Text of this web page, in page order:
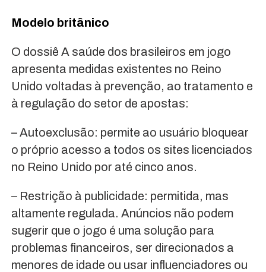
Modelo britânico
O dossiê A saúde dos brasileiros em jogo
apresenta medidas existentes no Reino
Unido voltadas à prevenção, ao tratamento e
à regulação do setor de apostas:
– Autoexclusão: permite ao usuário bloquear
o próprio acesso a todos os sites licenciados
no Reino Unido por até cinco anos.
– Restrição à publicidade: permitida, mas
altamente regulada. Anúncios não podem
sugerir que o jogo é uma solução para
problemas financeiros, ser direcionados a
menores de idade ou usar influenciadores ou